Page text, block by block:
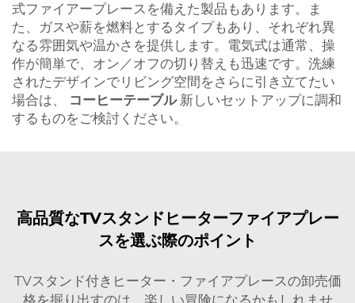
式ファイアープレースを備えた製品もあります。ま
た、ガスや薪を燃料とするタイプもあり、それぞれ異
なる雰囲気や温かさを提供します。電気式は通常、操
作が簡単で、オン／オフの切り替えも迅速です。洗練
されたデザインでリビング空間をさらに引き立てたい
場合は、 コーヒーテーブル 新しいセットアップに調和
するものをご検討ください。
高品質なTVスタンドヒーターファイアプレー
スを選ぶ際のポイント
TVスタンド付きヒーター・ファイアプレースの卸売価
格を掘り出すのは、楽しい冒険になるかもしれませ